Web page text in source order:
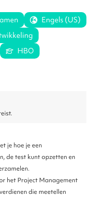
Engels (US)
HBO
je hoe je een
de test kunt opzetten en
het Project Management
die meetellen